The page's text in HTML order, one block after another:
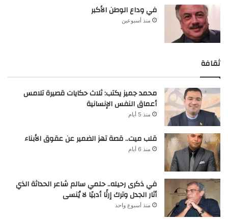
في وداع الوطن الأكبر
منذ أسبوعين
ثقافة
محمد جميز يكتب: ثلاث حكايات قصيرة تلامس
أعماق النفس الإنسانية
منذ 5 أيام
قلب ميت.. قصة تهز الضمير عن عقوق الأبناء
منذ 6 أيام
في ذكرى رحيله.. حلمي سالم شاعر الحداثة الذي
أثار الجدل وترك إرثًا أدبيًا لا يُنسى
منذ أسبوع واحد